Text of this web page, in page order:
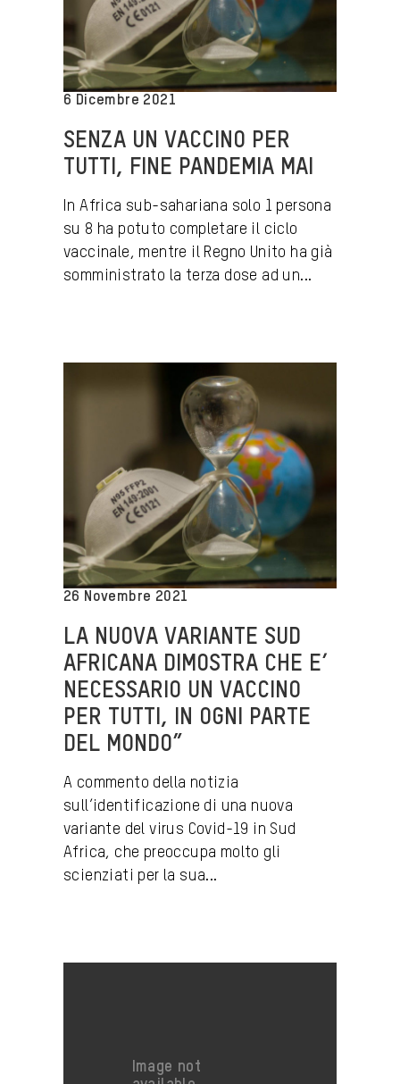
6 Dicembre 2021
SENZA UN VACCINO PER
TUTTI, FINE PANDEMIA MAI
In Africa sub-sahariana solo 1 persona
su 8 ha potuto completare il ciclo
vaccinale, mentre il Regno Unito ha già
somministrato la terza dose ad un...
26 Novembre 2021
LA NUOVA VARIANTE SUD
AFRICANA DIMOSTRA CHE E’
NECESSARIO UN VACCINO
PER TUTTI, IN OGNI PARTE
DEL MONDO”
A commento della notizia
sull’identificazione di una nuova
variante del virus Covid-19 in Sud
Africa, che preoccupa molto gli
scienziati per la sua...